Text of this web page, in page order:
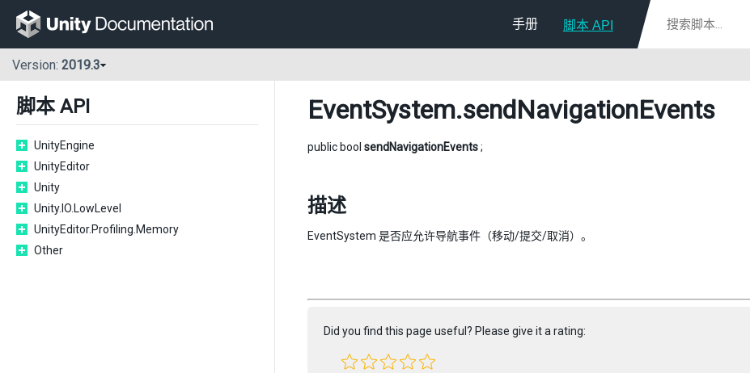
手册 脚本 API
Version: 2019.3
脚本 API
UnityEngine
UnityEditor
Unity
Unity.IO.LowLevel
UnityEditor.Profiling.Memory
Other
EventSystem.sendNavigationEvents
public bool sendNavigationEvents;
描述
EventSystem 是否应允许导航事件（移动/提交/取消）。
Did you find this page useful? Please give it a rating: